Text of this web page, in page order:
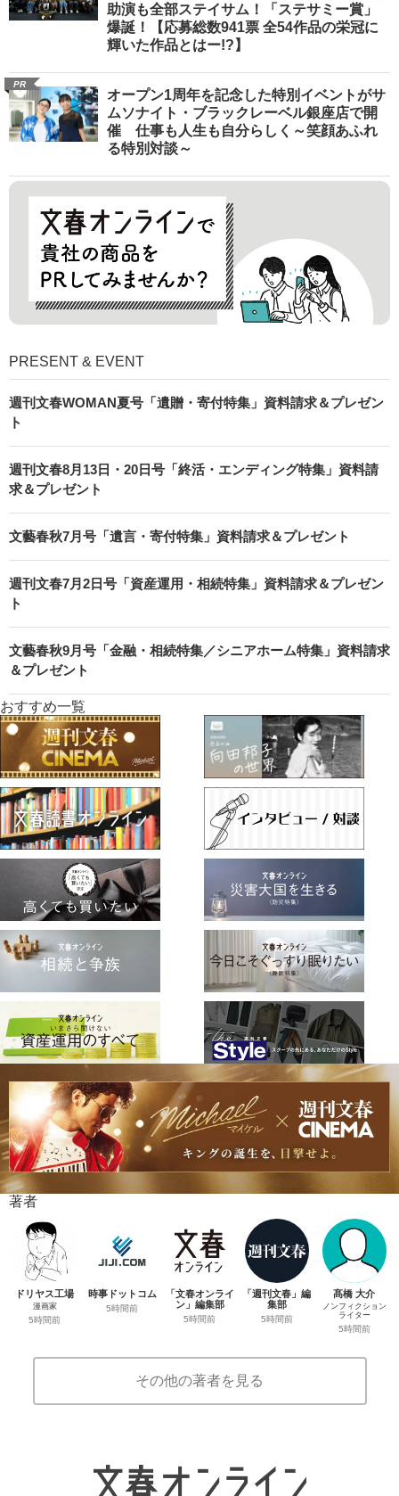
助演も全部ステイサム！「ステサミー賞」
爆誕！【応募総数941票 全54作品の栄冠に
輝いた作品とはー!?】
PR
オープン1周年を記念した特別イベントがサ
ムソナイト・ブラックレーベル銀座店で開
催 仕事も人生も自分らしく～笑顔あふれ
る特別対談～
PRESENT & EVENT
週刊文春WOMAN夏号「遺贈・寄付特集」資料請求＆プレゼン
ト
週刊文春8月13日・20日号「終活・エンディング特集」資料請
求＆プレゼント
文藝春秋7月号「遺言・寄付特集」資料請求＆プレゼント
週刊文春7月2日号「資産運用・相続特集」資料請求＆プレゼン
ト
文藝春秋9月号「金融・相続特集／シニアホーム特集」資料請求
＆プレゼント
おすすめ一覧
著者
ドリヤス工場
漫画家
5時間前
時事ドットコム
5時間前
「文春オンライ
ン」編集部
5時間前
「週刊文春」編
集部
5時間前
髙橋 大介
ノンフィクション
ライター
5時間前
その他の著者を見る